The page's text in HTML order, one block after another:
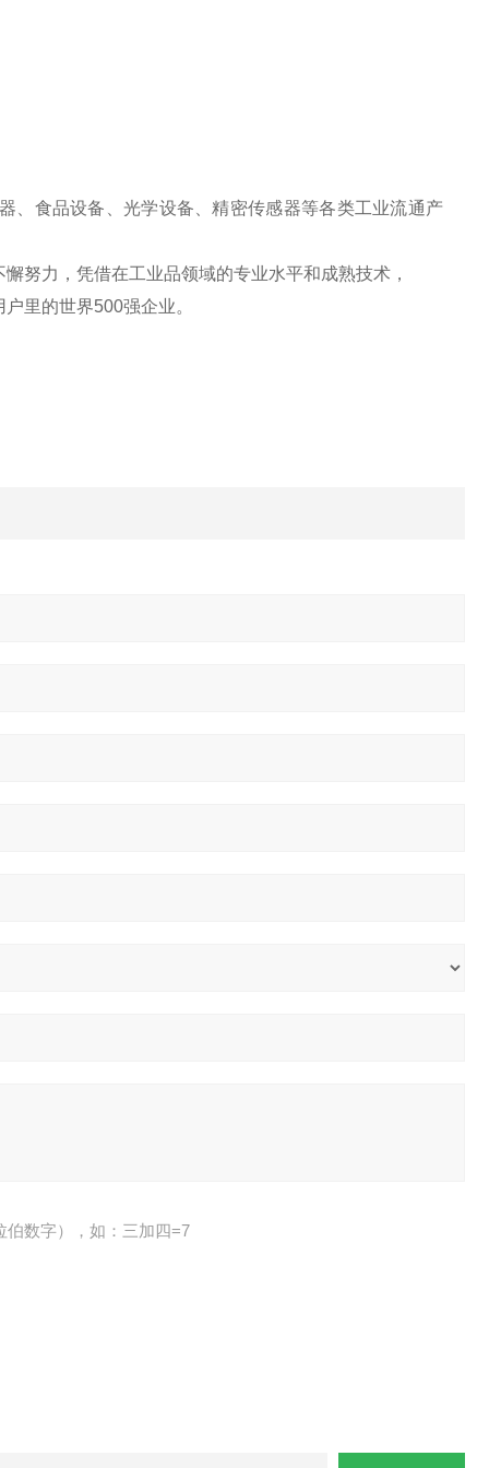
、食品设备、光学设备、精密传感器等各类工业流通产
努力，凭借在工业品领域的专业水平和成熟技术，
里的世界500强企业。
伯数字），如：三加四=7